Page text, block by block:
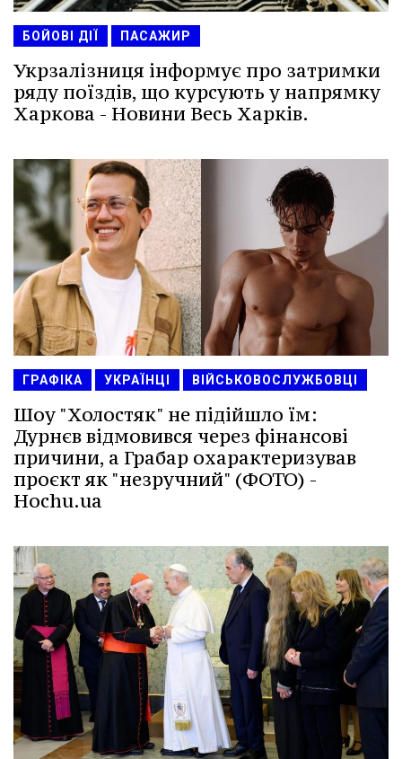
БОЙОВІ ДІЇ ПАСАЖИР
Укрзалізниця інформує про затримки
ряду поїздів, що курсують у напрямку
Харкова - Новини Весь Харків.
ГРАФІКА УКРАЇНЦІ ВІЙСЬКОВОСЛУЖБОВЦІ
Шоу "Холостяк" не підійшло їм:
Дурнєв відмовився через фінансові
причини, а Грабар охарактеризував
проєкт як "незручний" (ФОТО) -
Hochu.ua